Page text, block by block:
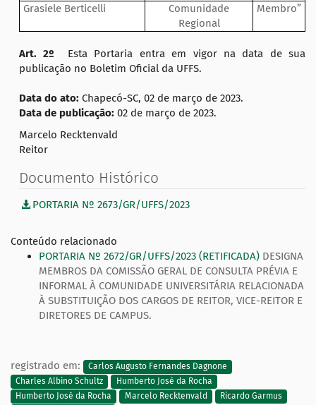
Grasiele Berticelli
Comunidade
Regional
Membro”
Art. 2º
Esta Portaria entra em vigor na data de sua
publicação no Boletim Oficial da UFFS.
Data do ato: Chapecó-SC, 02 de março de 2023.
Data de publicação: 02 de março de 2023.
Marcelo Recktenvald
Reitor
Documento Histórico
PORTARIA Nº 2673/GR/UFFS/2023
Conteúdo relacionado
PORTARIA Nº 2672/GR/UFFS/2023 (RETIFICADA) DESIGNA
MEMBROS DA COMISSÃO GERAL DE CONSULTA PRÉVIA E
INFORMAL À COMUNIDADE UNIVERSITÁRIA RELACIONADA
À SUBSTITUIÇÃO DOS CARGOS DE REITOR, VICE-REITOR E
DIRETORES DE CAMPUS.
registrado em:
Carlos Augusto Fernandes Dagnone
Charles Albino Schultz
Humberto José da Rocha
Humberto José da Rocha
Marcelo Recktenvald
Ricardo Garmus